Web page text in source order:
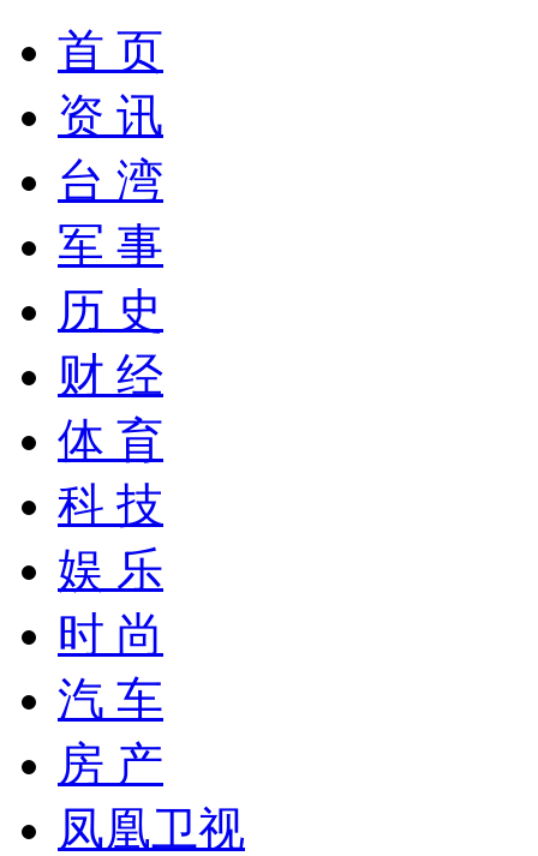
首 页
资 讯
台 湾
军 事
历 史
财 经
体 育
科 技
娱 乐
时 尚
汽 车
房 产
凤凰卫视